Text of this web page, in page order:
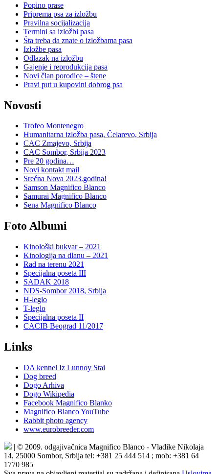
Popino prase
Priprema psa za izložbu
Pravilna socijalizacija
Termini sa izložbi pasa
Šta treba da znate o izložbama pasa
Izložbe pasa
Odlazak na izložbu
Gajenje i reprodukcija pasa
Novi član porodice – štene
Pravi put u kupovini dobrog psa
Novosti
Trofeo Montenegro
Humanitarna izložba pasa, Čelarevo, Srbija
CAC Zmajevo, Srbija
CAC Sombor, Srbija 2023
Pre 20 godina…
Novi kontakt mail
Srećna Nova 2023.godina!
Samson Magnifico Blanco
Samurai Magnifico Blanco
Sena Magnifico Blanco
Foto Albumi
Kinološki bukvar – 2021
Kinologija na dlanu – 2021
Rad na terenu 2021
Specijalna poseta III
SADAK 2018
NDS-Sombor 2018, Srbija
H-leglo
T-leglo
Specijalna poseta II
CACIB Beograd 11/2017
Links
DA kennel Iz Lunnoy Stai
Dog breed
Dogo Arhiva
Dogo Wikipedia
Facebook Magnifico Blanko
Magnifico Blanco YouTube
Rabbit photo agency
www.eurobreeder.com
| © 2009. odgajivačnica Magnifico Blanco - Vladike Nikolaja
14, 25000 Sombor, Srbija tel: +381 25 444 514 ; mob: +381 64
1770 985